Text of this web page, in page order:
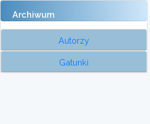
Archiwum
Autorzy
Gatunki